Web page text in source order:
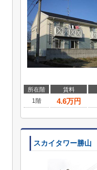
所在階 賃料
1階
4.6万円
スカイタワー勝山